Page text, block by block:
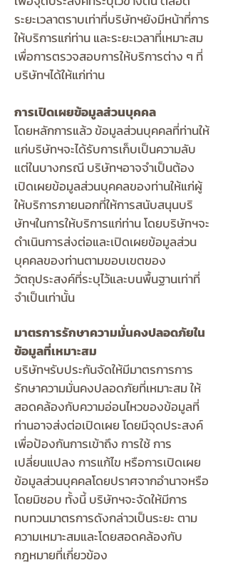
ระยะเวลาตราบเท่าที่บริษัทฯยังมีหน้าที่การ
ให้บริการแก่ท่าน และระยะเวลาที่เหมาะสม
เพื่อการตรวจสอบการให้บริการต่าง ๆ ที่
บริษัทฯได้ให้แก่ท่าน
การเปิดเผยข้อมูลส่วนบุคคล
โดยหลักการแล้ว ข้อมูลส่วนบุคคลที่ท่านให้
แก่บริษัทฯจะได้รับการเก็บเป็นความลับ
แต่ในบางกรณี บริษัทฯอาจจำเป็นต้อง
เปิดเผยข้อมูลส่วนบุคคลของท่านให้แก่ผู้
ให้บริการภายนอกที่ให้การสนับสนุนบริ
ษัทฯในการให้บริการแก่ท่าน โดยบริษัทฯจะ
ดำเนินการส่งต่อและเปิดเผยข้อมูลส่วน
บุคคลของท่านตามขอบเขตของ
วัตถุประสงค์ที่ระบุไว้และบนพื้นฐานเท่าที่
จำเป็นเท่านั้น
มาตรการรักษาความมั่นคงปลอดภัยใน
ข้อมูลที่เหมาะสม
บริษัทฯรับประกันจัดให้มีมาตรการการ
รักษาความมั่นคงปลอดภัยที่เหมาะสม ให้
สอดคล้องกับความอ่อนไหวของข้อมูลที่
ท่านอาจส่งต่อเปิดเผย โดยมีจุดประสงค์
เพื่อป้องกันการเข้าถึง การใช้ การ
เปลี่ยนแปลง การแก้ไข หรือการเปิดเผย
ข้อมูลส่วนบุคคลโดยปราศจากอำนาจหรือ
โดยมิชอบ ทั้งนี้ บริษัทฯจะจัดให้มีการ
ทบทวนมาตรการดังกล่าวเป็นระยะ ตาม
ความเหมาะสมและโดยสอดคล้องกับ
กฎหมายที่เกี่ยวข้อง